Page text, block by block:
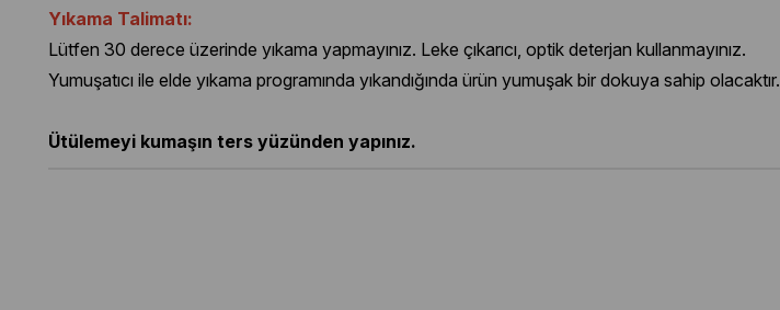
Yıkama Talimatı:
Lütfen 30 derece üzerinde yıkama yapmayınız. Leke çıkarıcı, optik deterjan kullanmayınız.
Yumuşatıcı ile elde yıkama programında yıkandığında ürün yumuşak bir dokuya sahip olacaktır.
Ütülemeyi kumaşın ters yüzünden yapınız.